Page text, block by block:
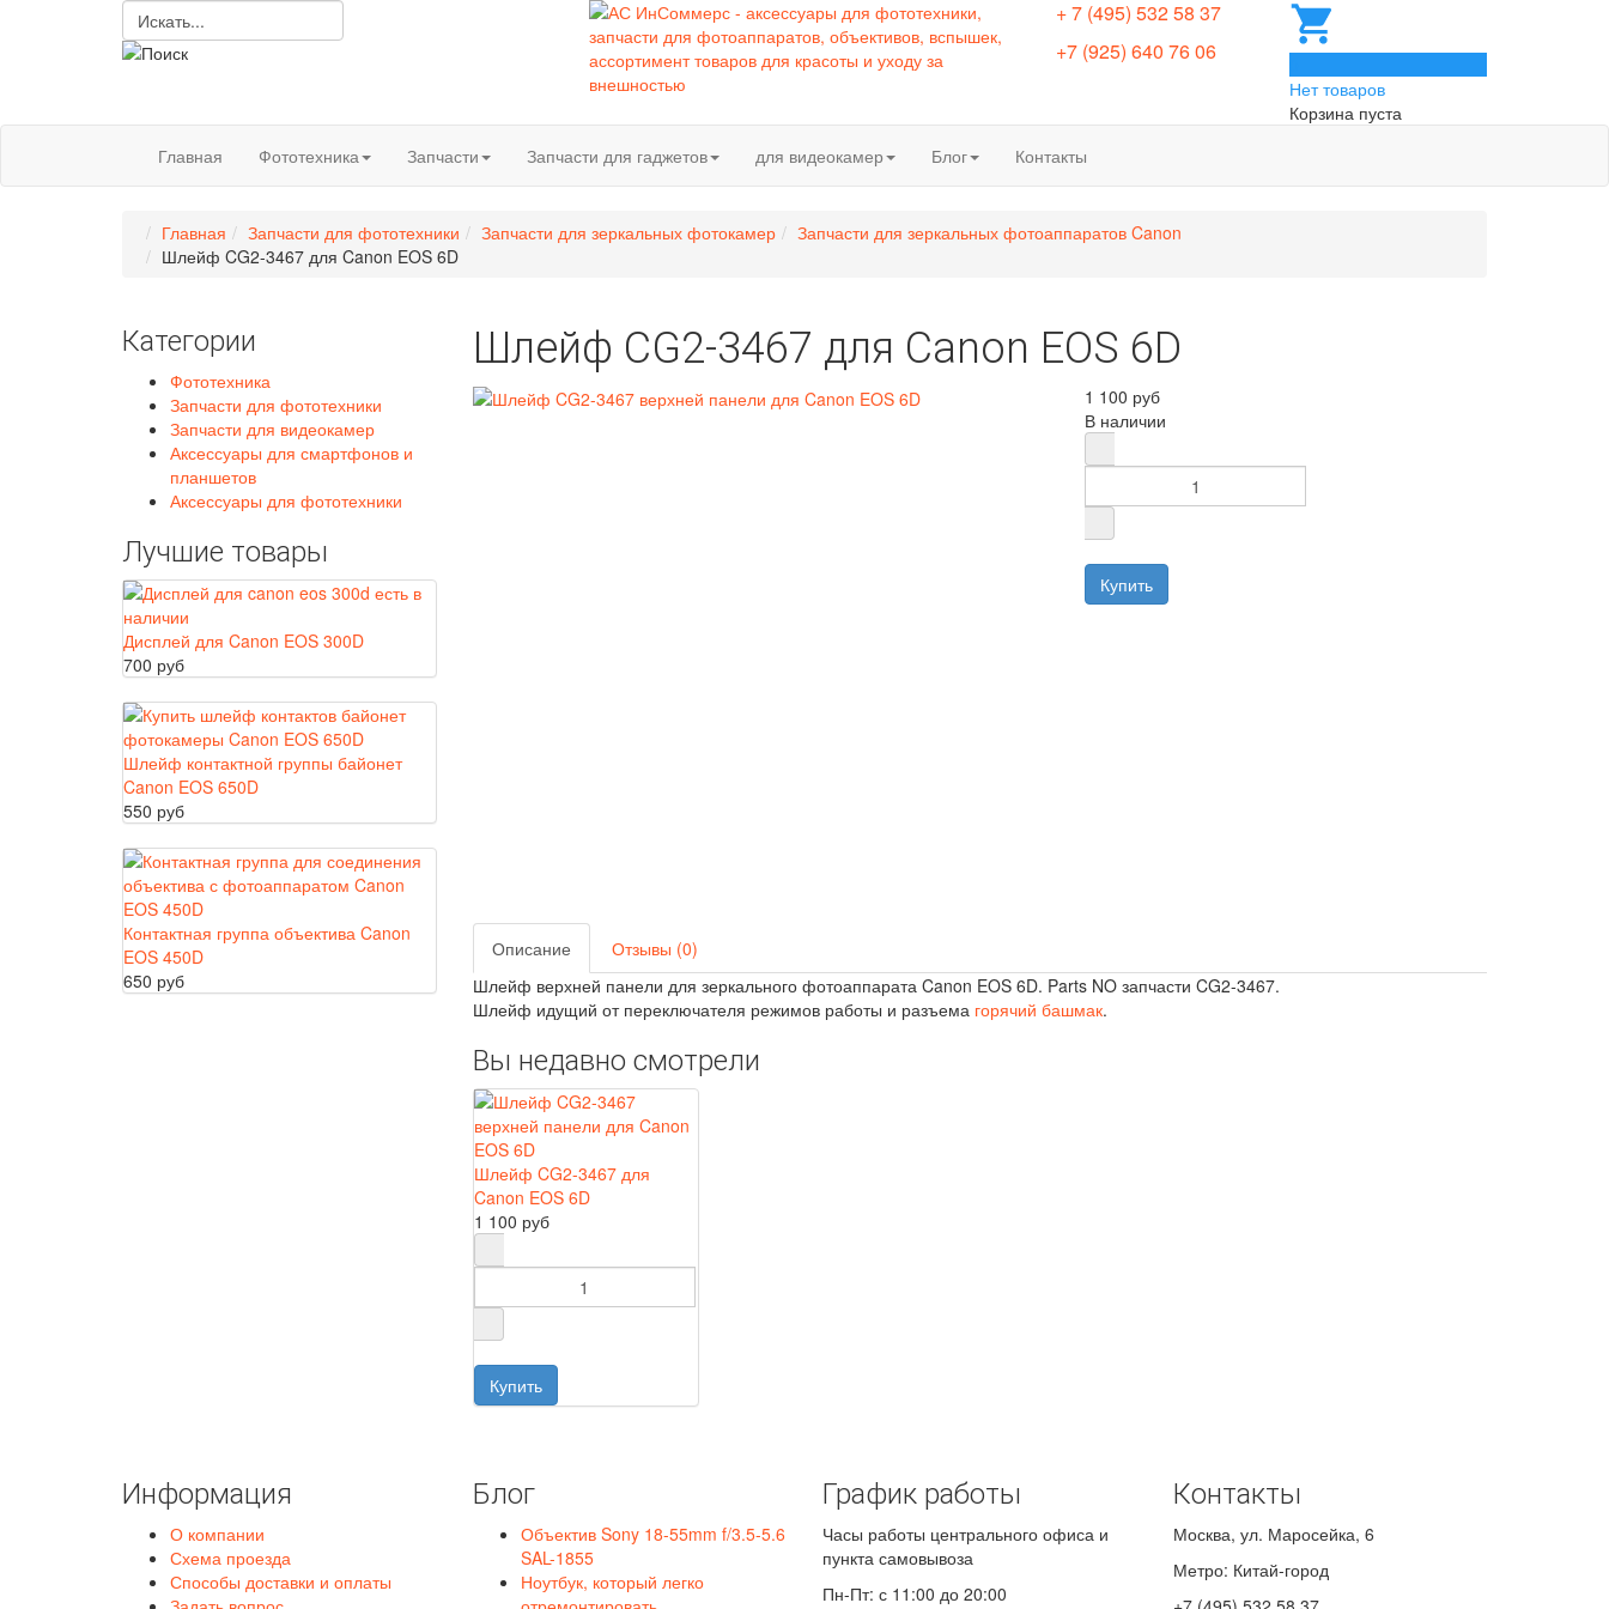
+ 7 (495) 532 58 37
+7 (925) 640 76 06
Нет товаров
Корзина пуста
Главная
Фототехника Запчасти Запчасти для гаджетов для видеокамер Блог Контакты
Главная Запчасти для фототехники Запчасти для зеркальных фотокамер
Запчасти для зеркальных фотоаппаратов Canon
Шлейф CG2-3467 для Canon EOS 6D
Шлейф CG2-3467 для Canon EOS 6D
1 100 руб
В наличии
Описание
Отзывы (0)
Шлейф верхней панели для зеркального фотоаппарата Canon EOS 6D. Parts NO запчасти CG2-3467.
Шлейф идущий от переключателя режимов работы и разъема горячий башмак.
Вы недавно смотрели
Шлейф CG2-3467 для
Canon EOS 6D
1 100 руб
Категории
Фототехника
Запчасти для фототехники
Запчасти для видеокамер
Аксессуары для смартфонов и
планшетов
Аксессуары для фототехники
Лучшие товары
Дисплей для Canon EOS 300D
700 руб
Шлейф контактной группы байонет
Canon EOS 650D
550 руб
Контактная группа объектива Canon
EOS 450D
650 руб
Информация
О компании
Схема проезда
Способы доставки и оплаты
Блог
Объектив Sony 18-55mm f/3.5-5.6
SAL-1855
Ноутбук, который легко
График работы
Часы работы центрального офиса и
пункта самовывоза
Пн-Пт: с 11:00 до 20:00
Контакты
Москва, ул. Маросейка, 6
Метро: Китай-город